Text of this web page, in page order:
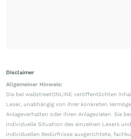
Disclaimer
Allgemeiner Hinweis:
Die bei wallstreetONLINE veröffentlichten
Leser, unabhängig von ihrer konkreten
Anlageverhalten oder ihren Anlagezielen. Sie
individuelle Situation des einzelnen Lesers
individuellen Bedürfnisse ausgerichtete,